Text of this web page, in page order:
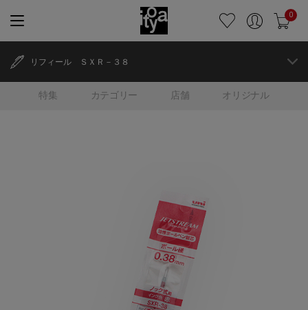
0
特集 カテゴリー 店舗 オリジナル
リフィール ＳＸＲ－３８